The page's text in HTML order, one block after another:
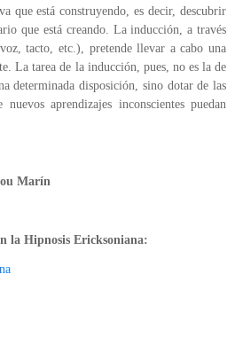
que está construyendo, es decir, descubrir
que está creando. La inducción, a través
tacto, etc.), pretende llevar a cabo una
La tarea de la inducción, pues, no es la de
determinada disposición, sino dotar de las
aprendizajes inconscientes puedan
Marín
la Hipnosis Ericksoniana: